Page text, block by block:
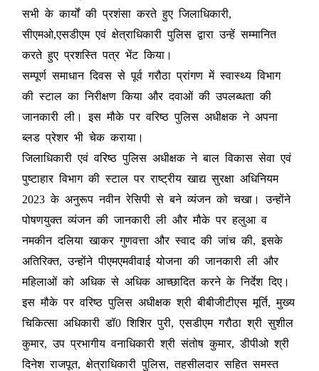
सभी के कार्यों की प्रशंसा करते हुए जिलाधिकारी,
सीएमओ,एसडीएम एवं क्षेत्राधिकारी पुलिस द्वारा उन्हें सम्मानित
करते हुए प्रशस्ति पत्र भेंट किया।
सम्पूर्ण समाधान दिवस से पूर्व गरौठा प्रांगण में स्वास्थ्य विभाग
की स्टाल का निरीक्षण किया और दवाओं की उपलब्धता की
जानकारी ली। इस मौके पर वरिष्ठ पुलिस अधीक्षक ने अपना
ब्लड प्रेशर भी चेक कराया।
जिलाधिकारी एवं वरिष्ठ पुलिस अधीक्षक ने बाल विकास सेवा एवं
पुष्टाहार विभाग की स्टाल पर राष्ट्रीय खाद्य सुरक्षा अधिनियम
2023 के अनुरूप नवीन रेसिपी से बने व्यंजन को चखा। उन्होंने
पोषणयुक्त व्यंजन की जानकारी ली और मौके पर हलुआ व
नमकीन दलिया खाकर गुणवत्ता और स्वाद की जांच की, इसके
अतिरिक्त, उन्होंने पीएमएमवीवाई योजना की जानकारी ली और
महिलाओं को अधिक से अधिक आच्छादित करने के निर्देश दिए।
इस मौके पर वरिष्ठ पुलिस अधीक्षक श्री बीबीजीटीएस मूर्ति, मुख्य
चिकित्सा अधिकारी डॉ0 शिशिर पुरी, एसडीएम गरौठा श्री सुशील
कुमार, उप प्रभागीय वनाधिकारी श्री संतोष कुमार, डीपीओ श्री
दिनेश राजपूत, क्षेत्राधिकारी पुलिस, तहसीलदार सहित समस्त